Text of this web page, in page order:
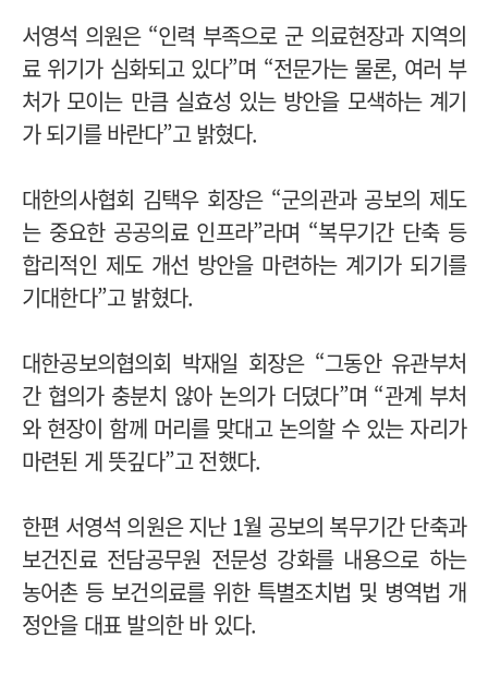
서영석 의원은 “인력 부족으로 군 의료현장과 지역의
료 위기가 심화되고 있다”며 “전문가는 물론, 여러 부
처가 모이는 만큼 실효성 있는 방안을 모색하는 계기
가 되기를 바란다”고 밝혔다.
대한의사협회 김택우 회장은 “군의관과 공보의 제도
는 중요한 공공의료 인프라”라며 “복무기간 단축 등
합리적인 제도 개선 방안을 마련하는 계기가 되기를
기대한다”고 밝혔다.
대한공보의협의회 박재일 회장은 “그동안 유관부처
간 협의가 충분치 않아 논의가 더뎠다”며 “관계 부처
와 현장이 함께 머리를 맞대고 논의할 수 있는 자리가
마련된 게 뜻깊다”고 전했다.
한편 서영석 의원은 지난 1월 공보의 복무기간 단축과
보건진료 전담공무원 전문성 강화를 내용으로 하는
농어촌 등 보건의료를 위한 특별조치법 및 병역법 개
정안을 대표 발의한 바 있다.